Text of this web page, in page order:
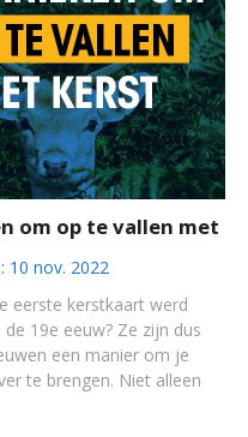
om op te vallen met
10 nov. 2022
eerste kerstkaart werd
19e eeuw? Ze zijn dus
een manier om je
te brengen. Niet alleen